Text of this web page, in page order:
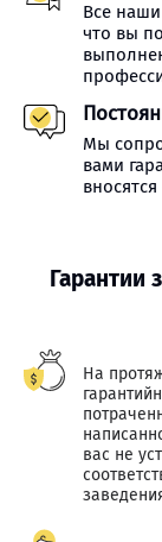
Все
что вы
Мы
вами
Гарантии
На
вас не